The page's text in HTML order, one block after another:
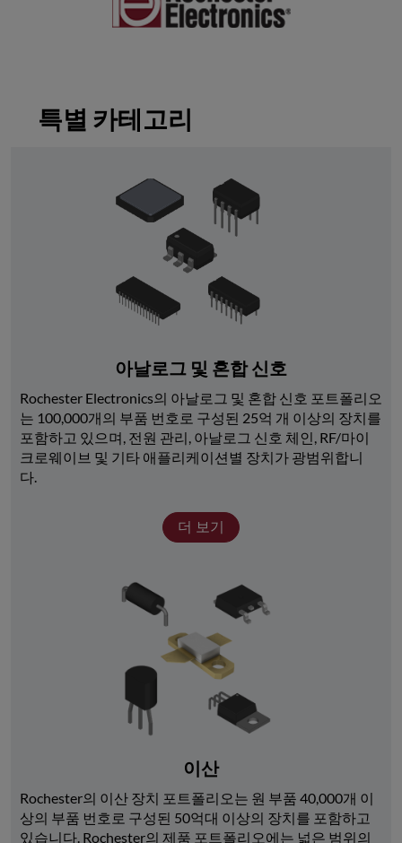
특별 카테고리
아날로그 및 혼합 신호
Rochester Electronics의 아날로그 및 혼합 신호 포트폴리오
는 100,000개의 부품 번호로 구성된 25억 개 이상의 장치를
포함하고 있으며, 전원 관리, 아날로그 신호 체인, RF/마이
크로웨이브 및 기타 애플리케이션별 장치가 광범위합니
다.
더 보기
이산
Rochester의 이산 장치 포트폴리오는 원 부품 40,000개 이
상의 부품 번호로 구성된 50억대 이상의 장치를 포함하고
있습니다. Rochester의 제품 포트폴리오에는 넓은 범위의